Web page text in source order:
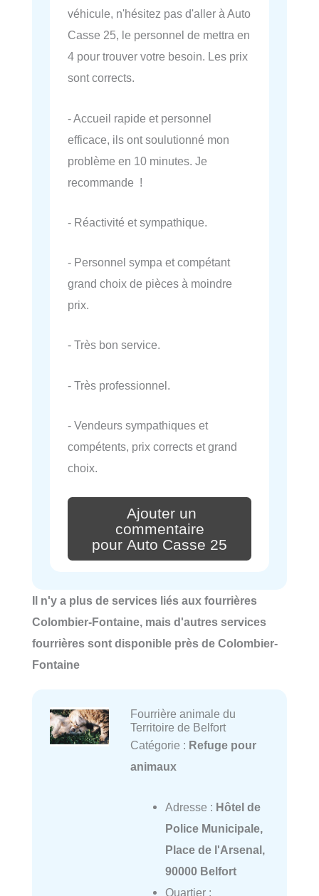
véhicule, n'hésitez pas d'aller à Auto
Casse 25, le personnel de mettra en
4 pour trouver votre besoin. Les prix
sont corrects.
- Accueil rapide et personnel
efficace, ils ont soulutionné mon
problème en 10 minutes. Je
recommande !
- Réactivité et sympathique.
- Personnel sympa et compétant
grand choix de pièces à moindre
prix.
- Très bon service.
- Très professionnel.
- Vendeurs sympathiques et
compétents, prix corrects et grand
choix.
Ajouter un
commentaire
pour Auto Casse 25
Il n'y a plus de services liés aux fourrières
Colombier-Fontaine, mais d'autres services
fourrières sont disponible près de Colombier-
Fontaine
Fourrière animale du
Territoire de Belfort
Catégorie : Refuge pour
animaux
Adresse : Hôtel de
Police Municipale,
Place de l'Arsenal,
90000 Belfort
Quartier :